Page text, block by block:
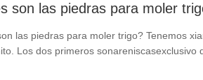
son las piedras para moler
las piedras para moler trigo? Tenemos
Los dos primeros sonareniscasexclusivo